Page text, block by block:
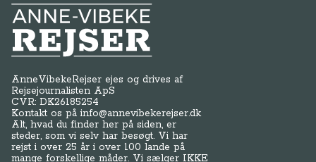
Anne-Vibeke Rejser
AnneVibekeRejser ejes og drives af
Rejsejournalisten ApS
CVR: DK26185254
Kontakt os påinfo@annevibekerejser.dk
Alt, hvad du finder her på siden, er
steder, som vi selv har besøgt. Vi har
rejst i over 25 år i over 100 lande på
mange forskellige måder. Vi sælger IKKE